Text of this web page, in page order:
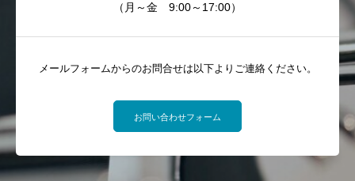
（月～金 9:00～17:00）
メールフォームからのお問合せは以下よりご連絡ください。
お問い合わせフォーム